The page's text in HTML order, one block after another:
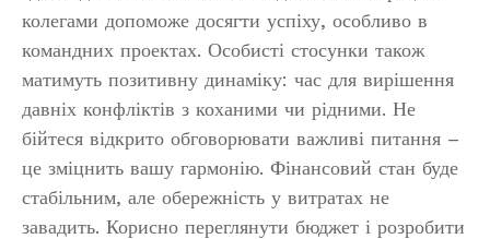
колегами допоможе досягти успіху, особливо в
командних проектах. Особисті стосунки також
матимуть позитивну динаміку: час для вирішення
давніх конфліктів з коханими чи рідними. Не
бійтеся відкрито обговорювати важливі питання –
це зміцнить вашу гармонію. Фінансовий стан буде
стабільним, але обережність у витратах не
завадить. Корисно переглянути бюджет і розробити